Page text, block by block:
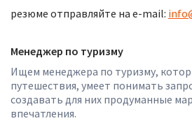
резюме отправляйте на e-mail:
Менеджер по туризму
Ищем менеджера по туризму,
путешествия, умеет понимать
создавать для них продуманные
впечатления.